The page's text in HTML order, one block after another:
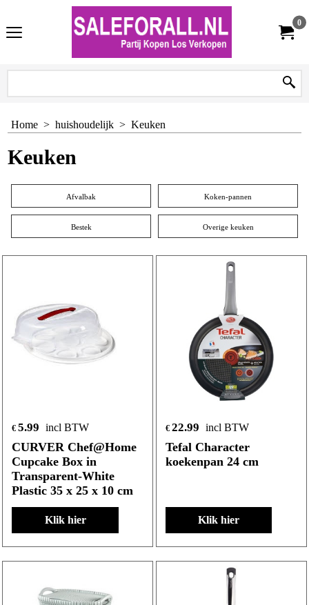
0
Home > huishoudelijk > Keuken
Keuken
Afvalbak Koken-pannen
Bestek Overige keuken
€ 5.99 incl BTW
CURVER Chef@Home
Cupcake Box in
Transparent-White
Plastic 35 x 25 x 10 cm
Klik hier
€ 22.99 incl BTW
Tefal Character
koekenpan 24 cm
Klik hier